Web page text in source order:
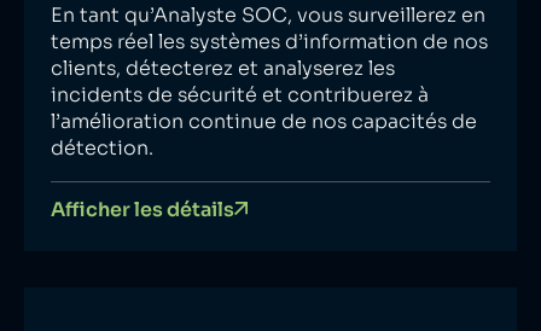
En tant qu’Analyste SOC, vous surveillerez en
temps réel les systèmes d’information de nos
clients, détecterez et analyserez les
incidents de sécurité et contribuerez à
l’amélioration continue de nos capacités de
détection.
Afficher les détails